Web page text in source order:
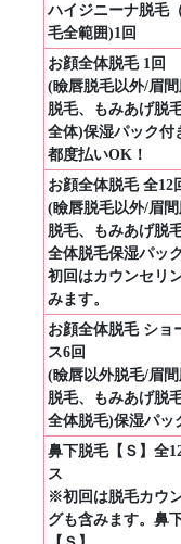
ハイジニーナ脱毛
毛全範囲)1回
お顔全体脱毛 1回
(瞼唇脱毛以外/眉
脱毛、もみあげ脱
全体)保湿パック付
都度払いOK！
お顔全体脱毛 全12
(瞼唇脱毛以外/眉
脱毛、もみあげ脱
全体脱毛保湿パッ
初回はカウンセリ
みます。
お顔全体脱毛 ショ
ス6回
(瞼唇以外脱毛/眉
脱毛、もみあげ脱
全体脱毛)保湿パッ
鼻下脱毛【Ｓ】全
ス
※初回は脱毛カウ
グも含みます。鼻